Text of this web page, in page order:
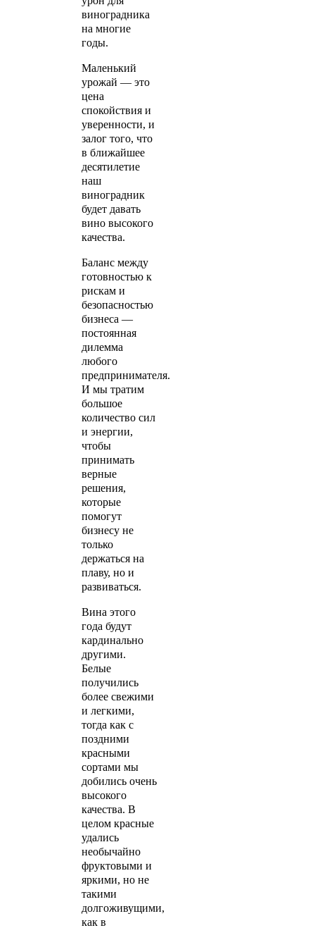
виноградника
на многие
годы.
Маленький
урожай — это
цена
спокойствия и
уверенности, и
залог того, что
в ближайшее
десятилетие
наш
виноградник
будет давать
вино высокого
качества.
Баланс между
готовностью к
рискам и
безопасностью
бизнеса —
постоянная
дилемма
любого
предпринимателя.
И мы тратим
большое
количество сил
и энергии,
чтобы
принимать
верные
решения,
которые
помогут
бизнесу не
только
держаться на
плаву, но и
развиваться.
Вина этого
года будут
кардинально
другими.
Белые
получились
более свежими
и легкими,
тогда как с
поздними
красными
сортами мы
добились очень
высокого
качества. В
целом красные
удались
необычайно
фруктовыми и
яркими, но не
такими
долгоживущими,
как в